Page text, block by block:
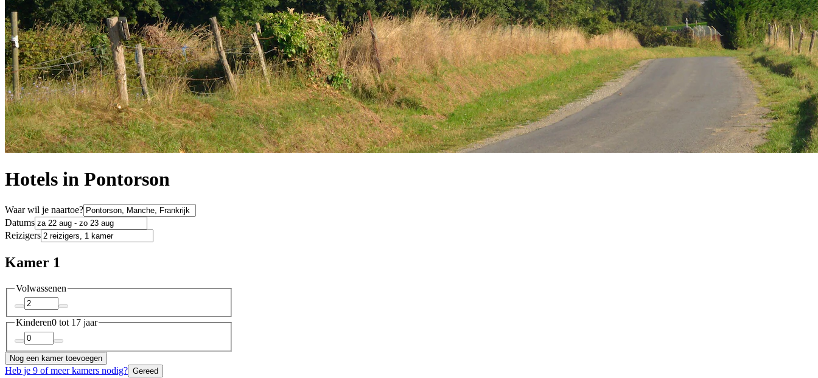
Hotels in Pontorson
Waar wil je naartoe?
Datums
Reizigers
Kamer 1
Volwassenen
Kinderen0 tot 17 jaar
Nog een kamer toevoegen
Heb je 9 of meer kamers nodig? Gereed